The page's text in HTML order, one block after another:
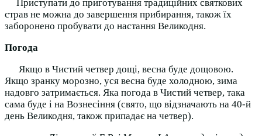
Приступати до приготування традиційних святкових
страв не можна до завершення прибирання, також їх
заборонено пробувати до настання Великодня.
Погода
Якщо в Чистий четвер дощі, весна буде дощовою.
Якщо зранку морозно, уся весна буде холодною, зима
надовго затримається. Яка погода в Чистий четвер, така
сама буде і на Вознесіння (свято, що відзначають на 40-й
день Великодня, також припадає на четвер).